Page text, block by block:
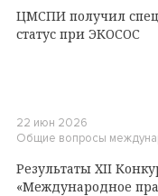
ЦМСПИ получил
статус при ЭКОСОС
22 июн 2026
Общие вопросы
Результаты XII
«Международное